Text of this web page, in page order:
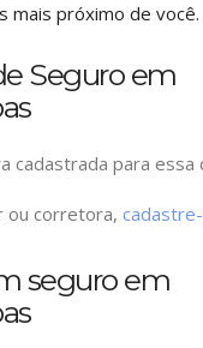
mais próximo de você.
Seguro em
cadastrada para essa
ou corretora,
seguro em